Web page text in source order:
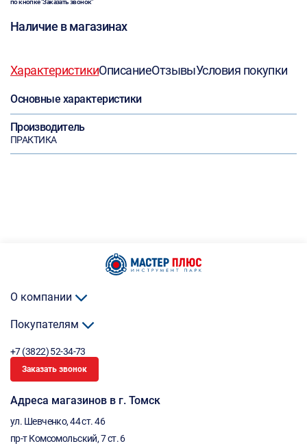
по кнопке "Заказать звонок"
Наличие в магазинах
ХарактеристикиОписаниеОтзывыУсловия покупки
Основные характеристики
Производитель
ПРАКТИКА
О компании
Покупателям
+7 (3822) 52-34-73
Заказать звонок
Адреса магазинов в г. Томск
ул. Шевченко, 44 ст. 46
пр-т Комсомольский, 7 ст. 6